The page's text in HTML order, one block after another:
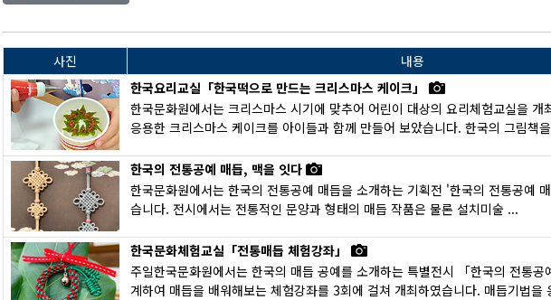
사진
내용
한국요리교실「한국떡으로 만드는 크리스마스 케이크」
한국문화원에서는 크리스마스 시기에 맞추어 어린이 대상의 요리체험교실을 개
응용한 크리스마스 케이크를 아이들과 함께 만들어 보았습니다. 한국의 그림책
한국의 전통공예 매듭, 맥을 잇다
한국문화원에서는 한국의 전통공예 매듭을 소개하는 기획전 '한국의 전통공예
습니다. 전시에서는 전통적인 문양과 형태의 매듭 작품은 물론 설치미술 ...
한국문화체험교실「전통매듭 체험강좌」
주일한국문화원에서는 한국의 매듭 공예를 소개하는 특별전시 「한국의 전통
계하여 매듭을 배워해보는 체험강좌를 3회에 걸쳐 개최하였습니다. 매듭기법을